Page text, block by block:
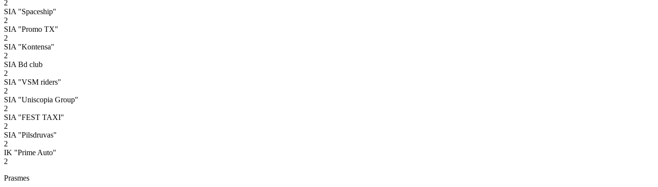
2
SIA "Spaceship"
2
SIA "Promo TX"
2
SIA "Kontensa"
2
SIA Bd club
2
SIA "VSM riders"
2
SIA "Uniscopia Group"
2
SIA "FEST TAXI"
2
SIA "Pilsdruvas"
2
IK "Prime Auto"
2
Prasmes